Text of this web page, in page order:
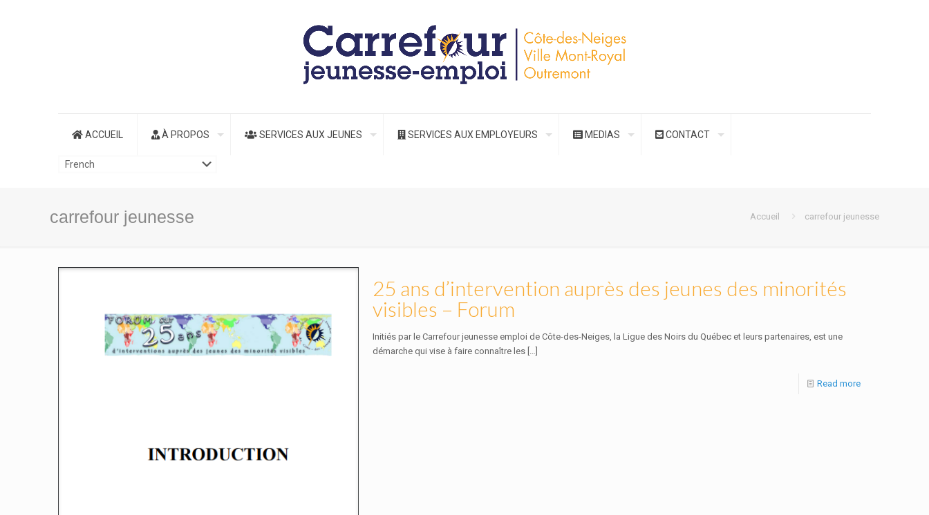
ACCUEIL À PROPOS SERVICES AUX JEUNES SERVICES AUX EMPLOYEURS MEDIAS CONTACT
carrefour jeunesse Accueil carrefour jeunesse
25 ans d’intervention auprès des jeunes des minorités
visibles – Forum
Initiés par le Carrefour jeunesse emploi de Côte-des-Neiges, la Ligue des Noirs du Québec et leurs partenaires, est une
démarche qui vise à faire connaître les […]
Read more